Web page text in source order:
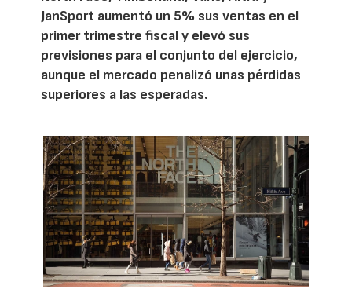
JanSport aumentó un 5% sus ventas en el
primer trimestre fiscal y elevó sus
previsiones para el conjunto del ejercicio,
aunque el mercado penalizó unas pérdidas
superiores a las esperadas.